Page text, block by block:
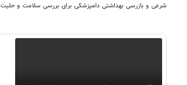
شرعی و بازرسی بهداشتی دامپزشکی برای بررسی سلامت و حلیت